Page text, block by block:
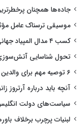
جاده‌ها همچنان
موسیقی ترسناک عامل
کسب ۴ مدال المپیاد جهانی هوش مصنوعی برای ایران
تحول شناسایی
۶ توصیه مهم برای والدین پیش از بازگشایی مدارس
آنچه باید درباره آرتروز
سیاست‌های دولت
لبنیات پرچرب برخلاف